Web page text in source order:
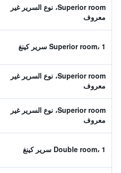
Superior room، نوع السرير غير
معروف
Superior room، 1 سرير كينغ
Superior room، نوع السرير غير
معروف
Superior room، نوع السرير غير
معروف
Double room، 1 سرير كينغ